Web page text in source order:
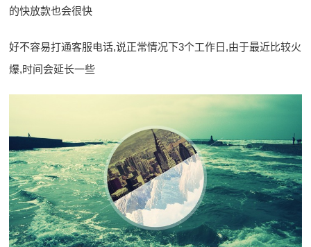
的快放款也会很快
好不容易打通客服电话,说正常情况下3个工作日,由于最近比较火
爆,时间会延长一些